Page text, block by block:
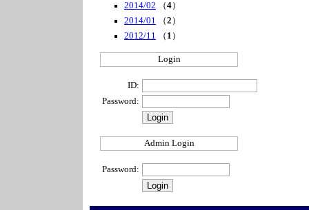
2014/02 （4）
2014/01 （2 ）
2012/11 （ 1 ）
Login
ID:
Password:
Admin Login
Password: